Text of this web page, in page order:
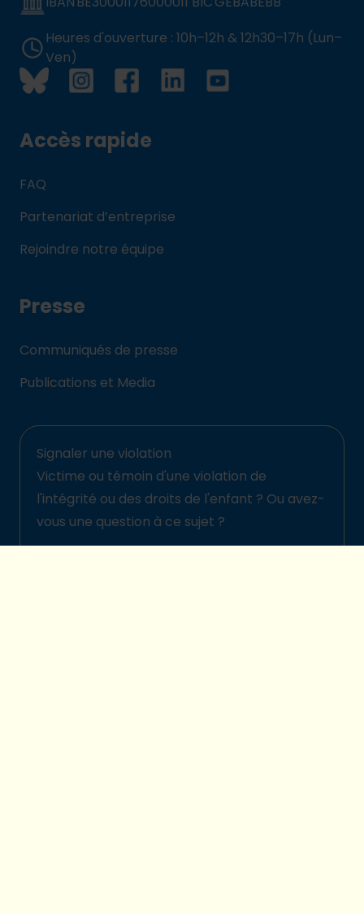
Heures d'ouverture : 10h–12h & 12h30–17h (Lun–
Ven)
Accès rapide
FAQ
Partenariat d’entreprise
Rejoindre notre équipe
Presse
Communiqués de presse
Publications et Media
Signaler une violation
Victime ou témoin d'une violation de
l'intégrité ou des droits de l'enfant ? Ou avez-
vous une question à ce sujet ?